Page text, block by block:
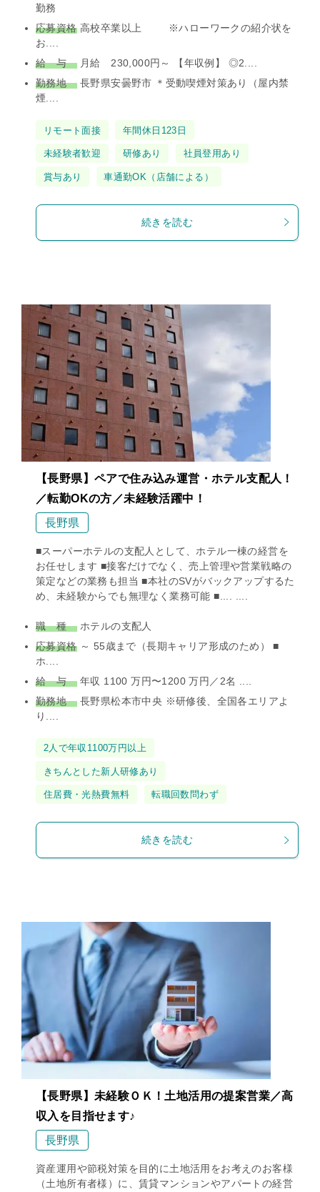
勤務
応募資格高校卒業以上 ※ハローワークの紹介状を
お....
給 与月給 230,000円～ 【年収例】 ◎2....
勤務地長野県安曇野市 ＊受動喫煙対策あり（屋内禁
煙....
タリモート面接 年間休日123日
未経験者歓迎 研修あり 社員登用あり
賞与あり 車通勤OK（店舗による）
続きを読む
【長野県】ペアで住み込み運営・ホテル支配人！
／転勤OKの方／未経験活躍中！
長野県
■スーパーホテルの支配人として、ホテル一棟の経営を
お任せします ■接客だけでなく、売上管理や営業戦略の
策定などの業務も担当 ■本社のSVがバックアップするた
め、未経験からでも無理なく業務可能 ■.... ....
職 種ホテルの支配人
応募資格～ 55歳まで（長期キャリア形成のため） ■
ホ....
給 与年収 1100 万円〜1200 万円／2名 ....
勤務地長野県松本市中央 ※研修後、全国各エリアよ
り....
タ2人で年収1100万円以上
きちんとした新人研修あり
住居費・光熱費無料 転職回数問わず
続きを読む
【長野県】未経験ＯＫ！土地活用の提案営業／高
収入を目指せます♪
長野県
資産運用や節税対策を目的に土地活用をお考えのお客様
（土地所有者様）に、賃貸マンションやアパートの経営